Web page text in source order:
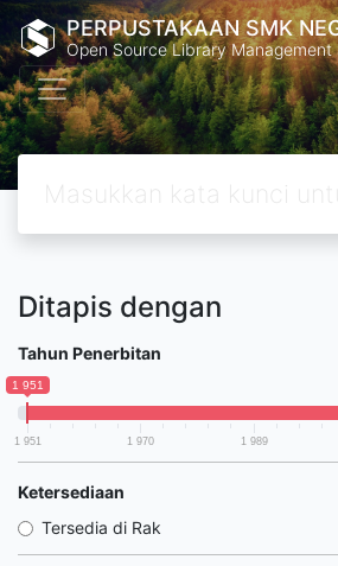
PERPUSTAKAAN SMK
Open Source Library Management
Ditapis dengan
Tahun Penerbitan
1 951
1 951 1 970 1 989
Ketersediaan
Tersedia di Rak